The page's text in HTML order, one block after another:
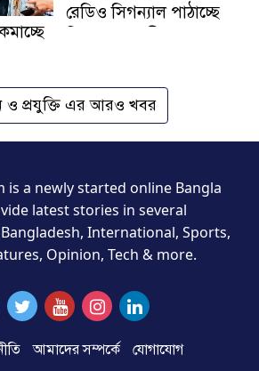
রেডিও সিগন্যাল পাঠাচ্ছে
ও প্রযুক্তি এর আরও খবর
is a newly started online Bangla
latest stories in several
International, Sports,
Opinion, Tech & more.
আমাদের সম্পর্কে যোগাযোগ